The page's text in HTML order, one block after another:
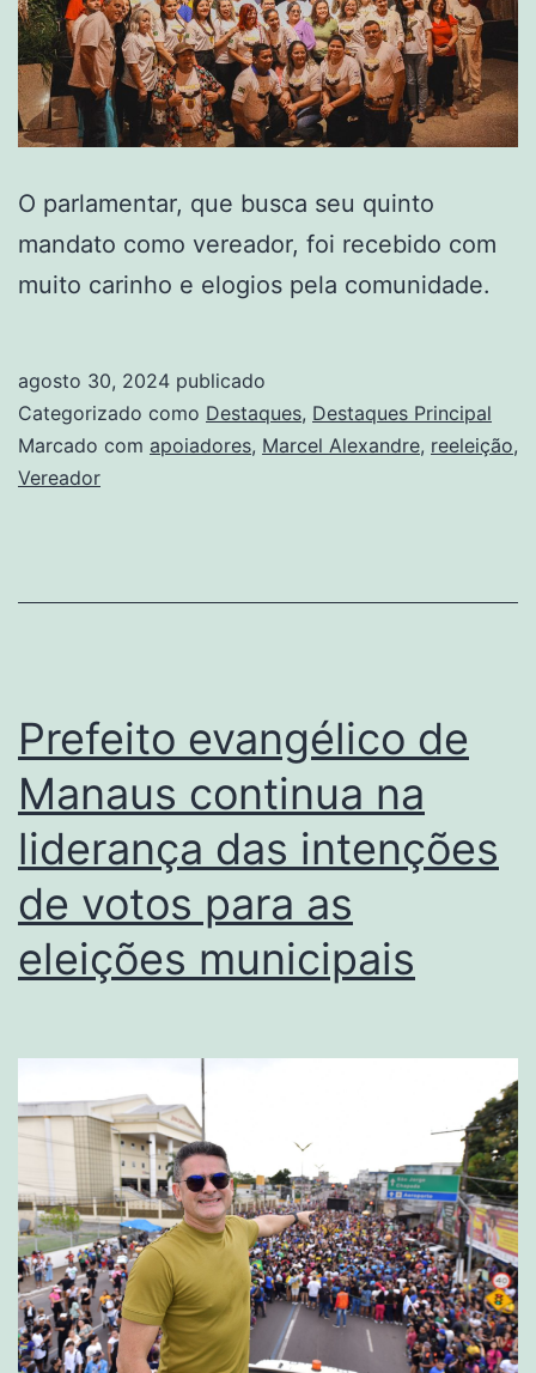
O parlamentar, que busca seu quinto
mandato como vereador, foi recebido com
muito carinho e elogios pela comunidade.
agosto 30, 2024 publicado
Categorizado como Destaques, Destaques Principal
Marcado com apoiadores, Marcel Alexandre, reeleição,
Vereador
Prefeito evangélico de
Manaus continua na
liderança das intenções
de votos para as
eleições municipais